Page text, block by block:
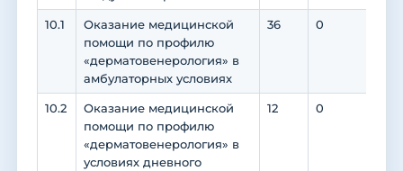
10.1
Оказание медицинской
помощи по профилю
«дерматовенерология» в
амбулаторных условиях
36 0
10.2
Оказание медицинской
помощи по профилю
«дерматовенерология» в
условиях дневного
12 0